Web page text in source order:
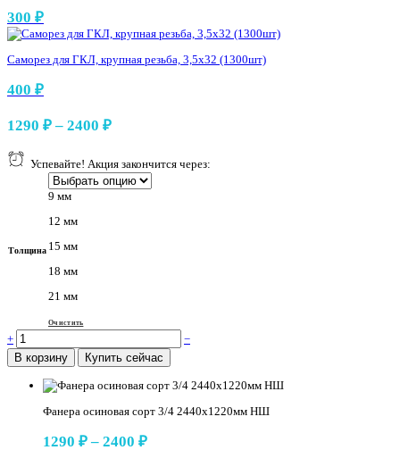
300 ₽
Саморез для ГКЛ, крупная резьба, 3,5х32 (1300шт)
400 ₽
1290 ₽ – 2400 ₽Диапазон
1290 ₽
–
Успевайте! Акция закончится через:
Толщина
9 мм
12 мм
15 мм
18 мм
21 мм
Очистить
Фанера
осиновая
сорт
2440х1220мм
+
−
В корзину
Купить сейчас
Фанера осиновая сорт 3/4 2440х1220мм НШ
1290 ₽ – 2400 ₽Диапазон